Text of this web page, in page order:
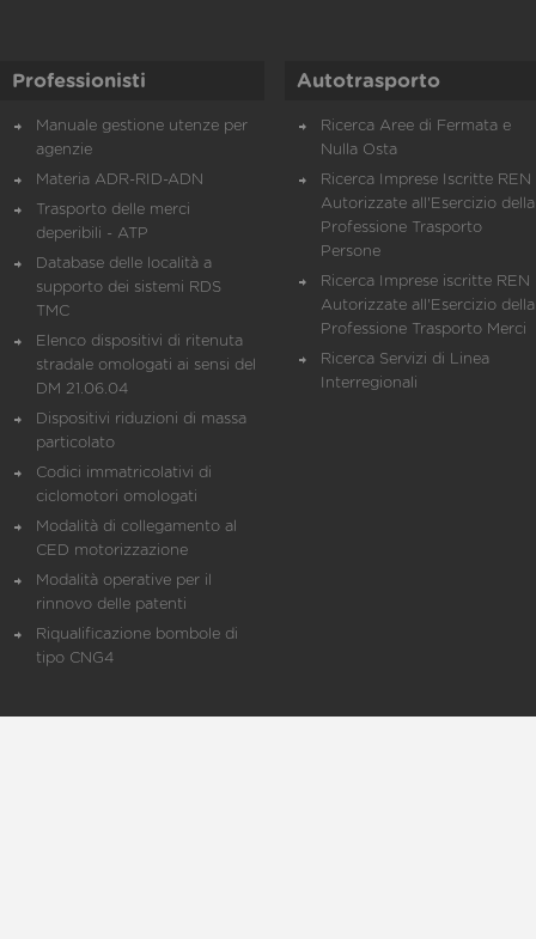
Professionisti
Manuale gestione utenze per
agenzie
Materia ADR-RID-ADN
Trasporto delle merci
deperibili - ATP
Database delle località a
supporto dei sistemi RDS
TMC
Elenco dispositivi di ritenuta
stradale omologati ai sensi del
DM 21.06.04
Dispositivi riduzioni di massa
particolato
Codici immatricolativi di
ciclomotori omologati
Modalità di collegamento al
CED motorizzazione
Modalità operative per il
rinnovo delle patenti
Riqualificazione bombole di
tipo CNG4
Autotrasporto
Ricerca Aree di Fermata e
Nulla Osta
Ricerca Imprese Iscritte REN
Autorizzate all'Esercizio della
Professione Trasporto
Persone
Ricerca Imprese iscritte REN
Autorizzate all'Esercizio della
Professione Trasporto Merci
Ricerca Servizi di Linea
Interregionali